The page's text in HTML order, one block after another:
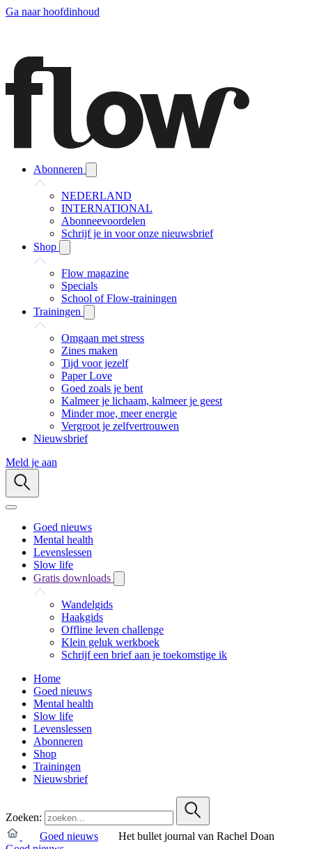
Ga naar hoofdinhoud
Abonneren
NEDERLAND
INTERNATIONAL
Abonneevoordelen
Schrijf je in voor onze nieuwsbrief
Shop
Flow magazine
Specials
School of Flow-trainingen
Trainingen
Omgaan met stress
Zines maken
Tijd voor jezelf
Paper Love
Goed zoals je bent
Kalmeer je lichaam, kalmeer je geest
Minder moe, meer energie
Vergroot je zelfvertrouwen
Nieuwsbrief
Meld je aan
Goed nieuws
Mental health
Levenslessen
Slow life
Gratis downloads
Wandelgids
Haakgids
Offline leven challenge
Klein geluk werkboek
Schrijf een brief aan je toekomstige ik
Home
Goed nieuws
Mental health
Slow life
Levenslessen
Abonneren
Shop
Trainingen
Nieuwsbrief
Zoeken:
Goed nieuws
Het bullet journal van Rachel Doan